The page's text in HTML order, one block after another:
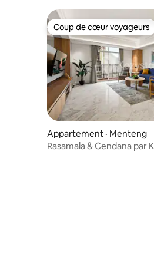
Coup de cœur voyageurs
Coup de cœur voyageurs
Appartement · Menteng
Rasamala & Cendana par